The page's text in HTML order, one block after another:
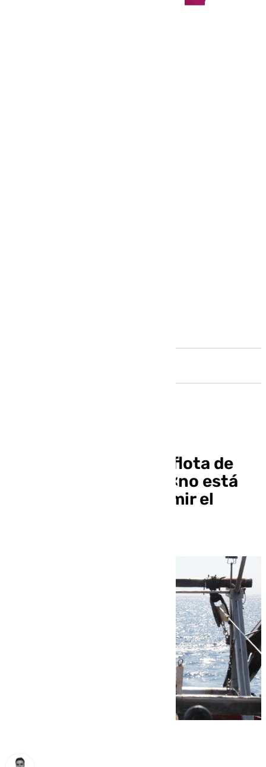
La Junta cree que la flota de
arrastre malagueña «no está
preparada» para asumir el